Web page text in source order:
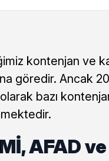
kontenjan ve
göredir. Ancak
bazı
AFAD